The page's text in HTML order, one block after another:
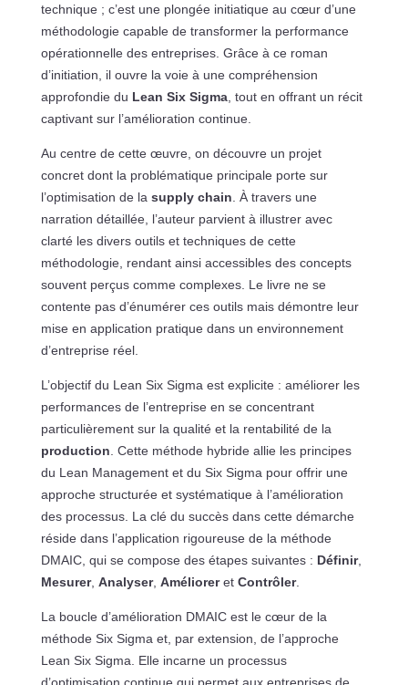
technique ; c’est une plongée initiatique au cœur d’une
méthodologie capable de transformer la performance
opérationnelle des entreprises. Grâce à ce roman
d’initiation, il ouvre la voie à une compréhension
approfondie du Lean Six Sigma, tout en offrant un récit
captivant sur l’amélioration continue.
Au centre de cette œuvre, on découvre un projet
concret dont la problématique principale porte sur
l’optimisation de la supply chain . À travers une
narration détaillée, l’auteur parvient à illustrer avec
clarté les divers outils et techniques de cette
méthodologie, rendant ainsi accessibles des concepts
souvent perçus comme complexes. Le livre ne se
contente pas d’énumérer ces outils mais démontre leur
mise en application pratique dans un environnement
d’entreprise réel.
L’objectif du Lean Six Sigma est explicite : améliorer les
performances de l’entreprise en se concentrant
particulièrement sur la qualité et la rentabilité de la
production . Cette méthode hybride allie les principes
du Lean Management et du Six Sigma pour offrir une
approche structurée et systématique à l’amélioration
des processus. La clé du succès dans cette démarche
réside dans l’application rigoureuse de la méthode
DMAIC, qui se compose des étapes suivantes : Définir,
Mesurer, Analyser, Amélioreret Contrôler.
La boucle d’amélioration DMAIC est le cœur de la
méthode Six Sigma et, par extension, de l’approche
Lean Six Sigma. Elle incarne un processus
d’optimisation continue qui permet aux entreprises de